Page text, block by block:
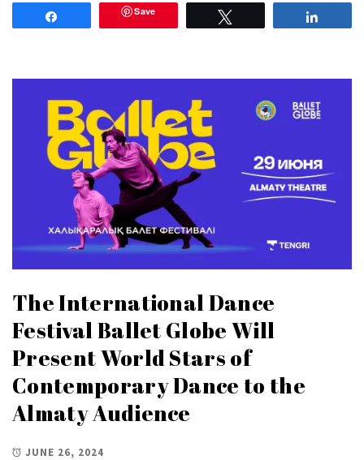
Save
The International Dance
Festival Ballet Globe Will
Present World Stars of
Contemporary Dance to the
Almaty Audience
JUNE 26, 2024